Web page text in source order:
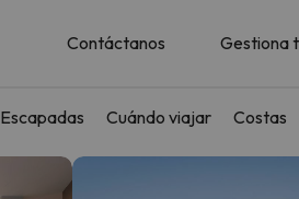
Contáctanos Gestiona
Escapadas Cuándo viajar Costas